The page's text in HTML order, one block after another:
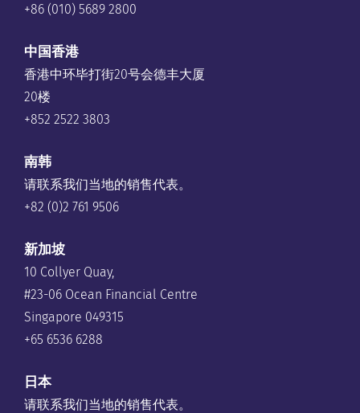
+86 (010) 5689 2800
中国香港
香港中环毕打街20号会德丰大厦
20楼
+852 2522 3803
南韩
请联系我们当地的销售代表。
+82 (0)2 761 9506
新加坡
10 Collyer Quay,
#23-06 Ocean Financial Centre
Singapore 049315
+65 6536 6288
日本
请联系我们当地的销售代表。